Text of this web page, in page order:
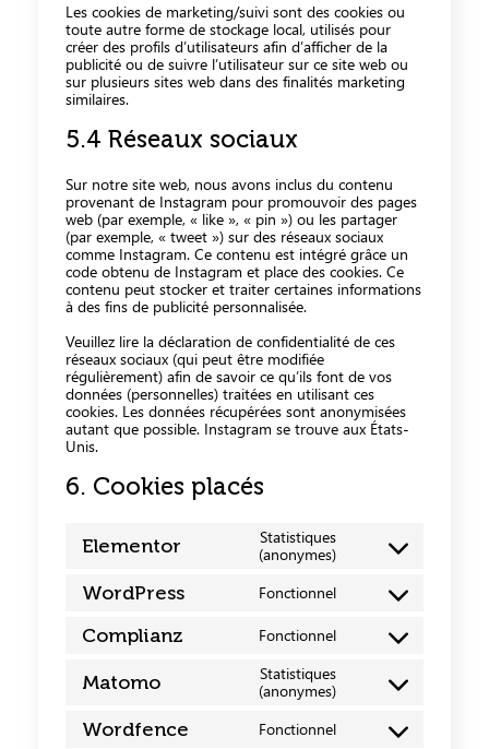
Les cookies de marketing/suivi sont des cookies ou
toute autre forme de stockage local, utilisés pour
créer des profils d’utilisateurs afin d’afficher de la
publicité ou de suivre l’utilisateur sur ce site web ou
sur plusieurs sites web dans des finalités marketing
similaires.
5.4 Réseaux sociaux
Sur notre site web, nous avons inclus du contenu
provenant de Instagram pour promouvoir des pages
web (par exemple, « like », « pin ») ou les partager
(par exemple, « tweet ») sur des réseaux sociaux
comme Instagram. Ce contenu est intégré grâce un
code obtenu de Instagram et place des cookies. Ce
contenu peut stocker et traiter certaines informations
à des fins de publicité personnalisée.
Veuillez lire la déclaration de confidentialité de ces
réseaux sociaux (qui peut être modifiée
régulièrement) afin de savoir ce qu’ils font de vos
données (personnelles) traitées en utilisant ces
cookies. Les données récupérées sont anonymisées
autant que possible. Instagram se trouve aux États-
Unis.
6. Cookies placés
Elementor
Statistiques
(anonymes)
WordPress Fonctionnel
Complianz Fonctionnel
Matomo
Statistiques
(anonymes)
Wordfence Fonctionnel